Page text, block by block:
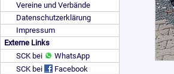
Vereine und Verbände
Datenschutzerklärung
Impressum
Externe Links
SCK bei
WhatsApp
SCK bei
Facebook